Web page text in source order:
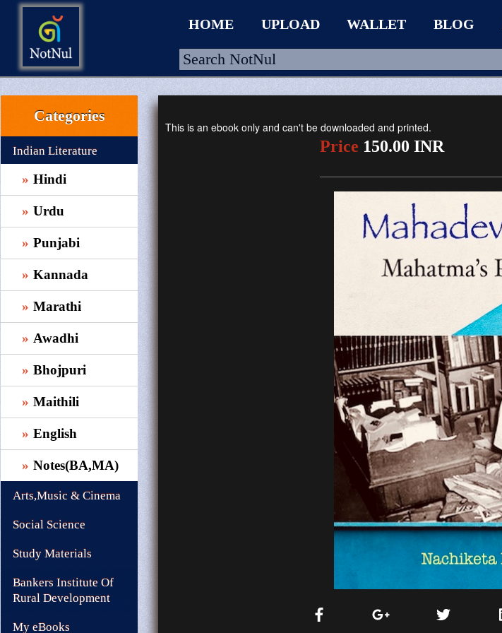
HOME
UPLOAD
WALLET
BLOG
ARRIVALS
CATEGORIES >
HOME UPLOAD WALLET BLOG
Categories
Indian Literature
Hindi
Urdu
Punjabi
Kannada
Marathi
Awadhi
Bhojpuri
Maithili
English
Notes(BA,MA)
Arts,Music & Cinema
Social Science
Study Materials
Bankers Institute Of
Rural Development
My eBooks
This is an ebook only and can't be downloaded and printed.
Price 150.00 INR